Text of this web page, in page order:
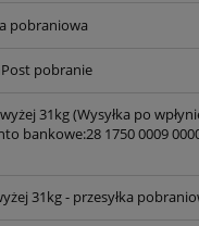
pobraniowa
pobranie
31kg(Wysyłka po
bankowe:28 1750 0009
31kg - przesyłka